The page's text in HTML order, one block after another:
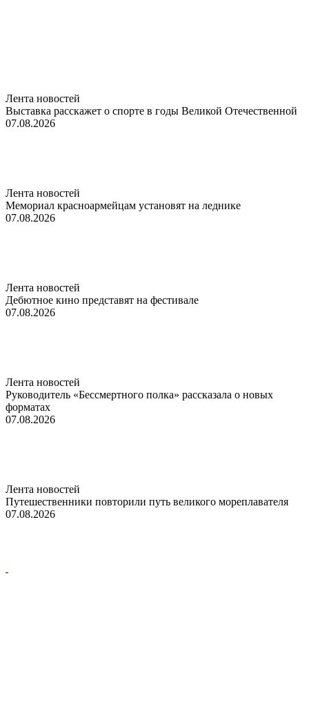
Лента новостей
Выставка расскажет о спорте в годы Великой Отечественной
07.08.2026
Лента новостей
Мемориал красноармейцам установят на леднике
07.08.2026
Лента новостей
Дебютное кино представят на фестивале
07.08.2026
Лента новостей
Руководитель «Бессмертного полка» рассказала о новых
форматах
07.08.2026
Лента новостей
Путешественники повторили путь великого мореплавателя
07.08.2026